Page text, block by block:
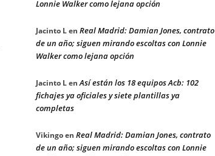
Lonnie Walker como lejana opción
Jacinto Len Real Madrid: Damian Jones, contrato
de un año; siguen mirando escoltas con Lonnie
Walker como lejana opción
Jacinto LenAsí están los 18 equipos Acb: 102
fichajes ya oficiales y siete plantillas ya
completas
Vikingoen Real Madrid: Damian Jones, contrato
de un año; siguen mirando escoltas con Lonnie